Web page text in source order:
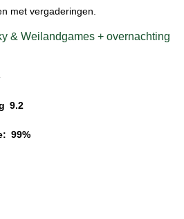
met vergaderingen.
& Weilandgames + overnachting
9.2
99%